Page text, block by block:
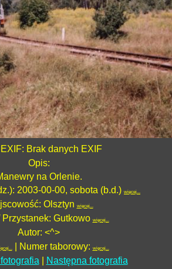
Brak danych EXIF
Opis:
na Orlenie.
2003-00-00, sobota (b.d.) więcej...
Olsztyn więcej...
Przystanek: Gutkowo więcej...
Autor: <^>
| Numer taborowy: więcej...
Następna fotografia